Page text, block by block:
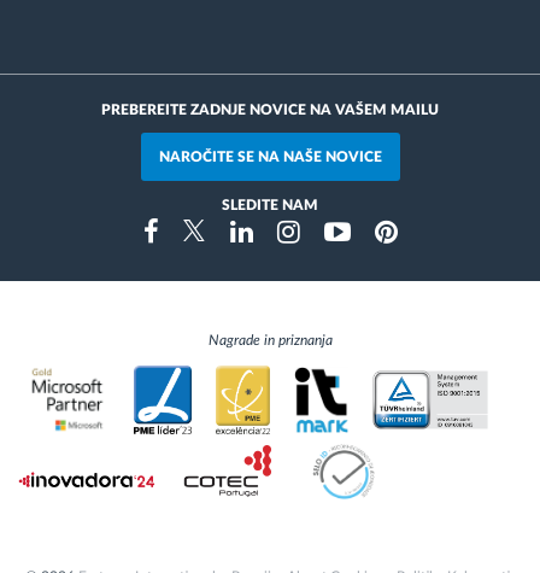
PREBEREITE ZADNJE NOVICE NA VAŠEM MAILU
NAROČITE SE NA NAŠE NOVICE
SLEDITE NAM
FacebookTwitterLinkedinInstragramYoutubePinterest
Nagrade in priznanja